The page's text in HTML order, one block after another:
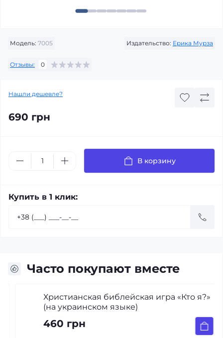
Модель: 7005 Издательство: Ерика Мурза
Отзывы: 0
Нашли дешевле?
690 грн
В корзину
Купить в 1 клик:
Часто покупают вместе
Христианская библейская игра «Кто я?»
(на украинском языке)
460 грн